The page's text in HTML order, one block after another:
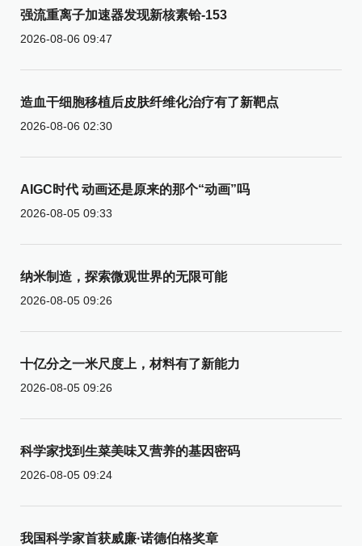
强流重离子加速器发现新核素铪-153
2026-08-06 09:47
造血干细胞移植后皮肤纤维化治疗有了新靶点
2026-08-06 02:30
AIGC时代 动画还是原来的那个“动画”吗
2026-08-05 09:33
纳米制造，探索微观世界的无限可能
2026-08-05 09:26
十亿分之一米尺度上，材料有了新能力
2026-08-05 09:26
科学家找到生菜美味又营养的基因密码
2026-08-05 09:24
我国科学家首获威廉·诺德伯格奖章